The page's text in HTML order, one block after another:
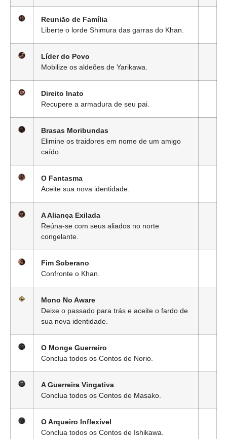
Reunião de Família
Liberte o lorde Shimura das garras do Khan.
Líder do Povo
Mobilize os aldeões de Yarikawa.
Direito Inato
Recupere a armadura de seu pai.
Brasas Moribundas
Elimine os traidores em nome de um amigo
caído.
O Fantasma
Aceite sua nova identidade.
A Aliança Exilada
Reúna-se com seus aliados no norte
congelante.
Fim Soberano
Confronte o Khan.
Mono No Aware
Deixe o passado para trás e aceite o fardo de
sua nova identidade.
O Monge Guerreiro
Conclua todos os Contos de Norio.
A Guerreira Vingativa
Conclua todos os Contos de Masako.
O Arqueiro Inflexível
Conclua todos os Contos de Ishikawa.